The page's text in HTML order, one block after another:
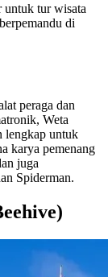
untuk tur wisata
di
peraga dan
Weta
lengkap untuk
karya pemenang
juga
Spiderman.